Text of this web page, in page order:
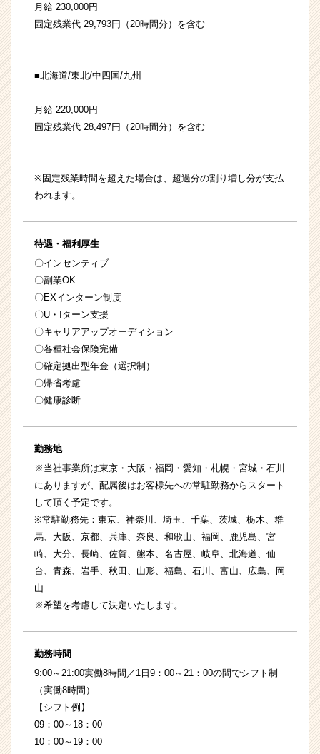
月給 230,000円
固定残業代 29,793円（20時間分）を含む
■北海道/東北/中四国/九州
月給 220,000円
固定残業代 28,497円（20時間分）を含む
※固定残業時間を超えた場合は、超過分の割り増し分が支払
われます。
待遇・福利厚生
〇インセンティブ
〇副業OK
〇EXインターン制度
〇U・Iターン支援
〇キャリアアップオーディション
〇各種社会保険完備
〇確定拠出型年金（選択制）
〇帰省考慮
〇健康診断
勤務地
※当社事業所は東京・大阪・福岡・愛知・札幌・宮城・石川
にありますが、配属後はお客様先への常駐勤務からスタート
して頂く予定です。
※常駐勤務先：東京、神奈川、埼玉、千葉、茨城、栃木、群
馬、大阪、京都、兵庫、奈良、和歌山、福岡、鹿児島、宮
崎、大分、長崎、佐賀、熊本、名古屋、岐阜、北海道、仙
台、青森、岩手、秋田、山形、福島、石川、富山、広島、岡
山
※希望を考慮して決定いたします。
勤務時間
9:00～21:00実働8時間／1日9：00～21：00の間でシフト制
（実働8時間）
【シフト例】
09：00～18：00
10：00～19：00